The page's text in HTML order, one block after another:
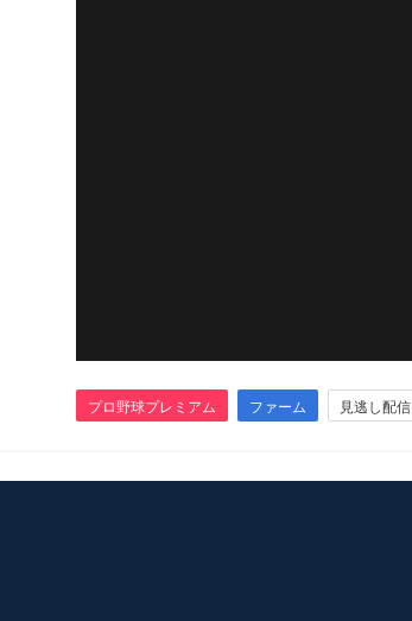
プロ野球プレミアム ファーム 見逃し配信